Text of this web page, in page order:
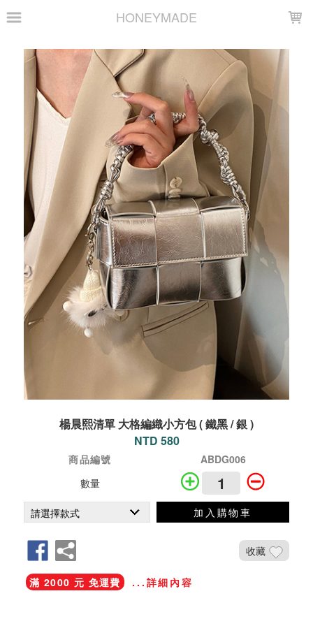
HONEYMADE
楊晨熙清單 大格編織小方包 ( 鐵黑 / 銀 )
NTD 580
商品編號
ABDG006
數量
加入購物車
收藏
滿 2000 元 免運費 ...詳細內容